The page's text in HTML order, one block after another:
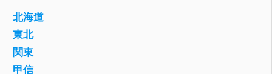
北海道
東北
関東
甲信